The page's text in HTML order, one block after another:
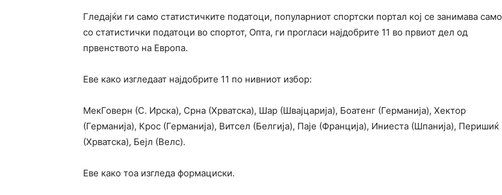
Гледајќи ги само статистичките податоци, популарниот спортски портал кој се занимава само
со статистички податоци во спортот, Опта, ги прогласи најдобрите 11 во првиот дел од
првенството на Европа.
Еве како изгледаат најдобрите 11 по нивниот избор:
МекГоверн (С. Ирска), Срна (Хрватска), Шар (Швајцарија), Боатенг (Германија), Хектор
(Германија), Крос (Германија), Витсел (Белгија), Паје (Франција), Иниеста (Шпанија), Перишиќ
(Хрватска), Бејл (Велс).
Еве како тоа изгледа формациски.